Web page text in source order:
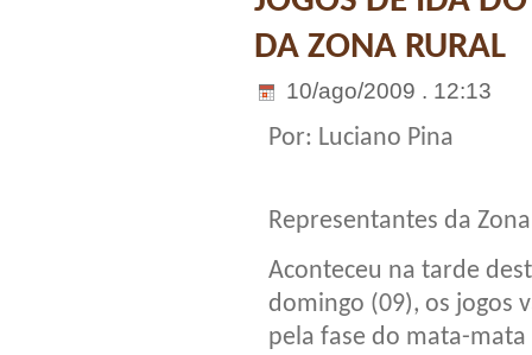
DA ZONA RURAL
10/ago/2009 . 12:13
Por: Luciano Pina
Representantes da
Aconteceu na tarde
domingo (09), os jogos
pela fase do mata-mata